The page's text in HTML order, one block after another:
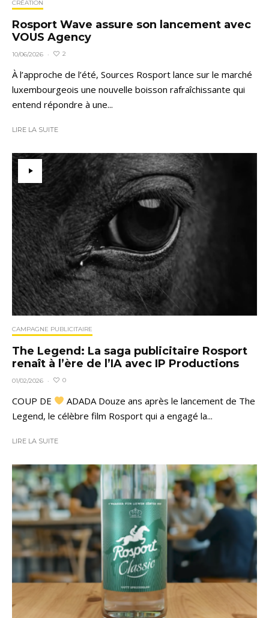
CRÉATION
Rosport Wave assure son lancement avec
VOUS Agency
10/06/2026 · 2
À l’approche de l’été, Sources Rosport lance sur le marché
luxembourgeois une nouvelle boisson rafraîchissante qui
entend répondre à une...
LIRE LA SUITE
CAMPAGNE PUBLICITAIRE
The Legend: La saga publicitaire Rosport
renaît à l’ère de l’IA avec IP Productions
01/02/2026 · 0
COUP DE
ADADA Douze ans après le lancement de The
Legend, le célèbre film Rosport qui a engagé la...
LIRE LA SUITE